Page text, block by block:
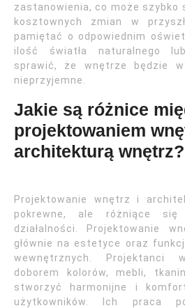
zastanowienia, co może szybko
kosztownych zmian w
pamiętać o odpowiednim
ilość światła naturalnego
sprawić, że wnętrze będzie
nieprzyjemne.
Jakie są różnice
projektowaniem
architekturą wnętrz?
Projektowanie wnętrz i
pokrewne, ale różniące
działalności. Projektowanie
głównie na estetyce oraz
wewnętrznych. Projektanci
doborem kolorów, mebli,
stworzyć harmonijne i
użytkowników. Ich praca